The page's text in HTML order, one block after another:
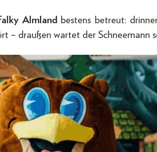
Almland bestens betreut:
– draußen wartet der Schneemann